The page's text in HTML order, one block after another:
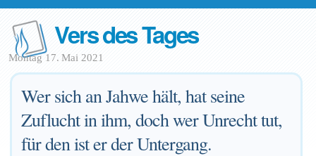
Vers des Tages
Montag 17. Mai 2021
Wer sich an Jahwe hält, hat seine
Zuflucht in ihm, doch wer Unrecht tut,
für den ist er der Untergang.